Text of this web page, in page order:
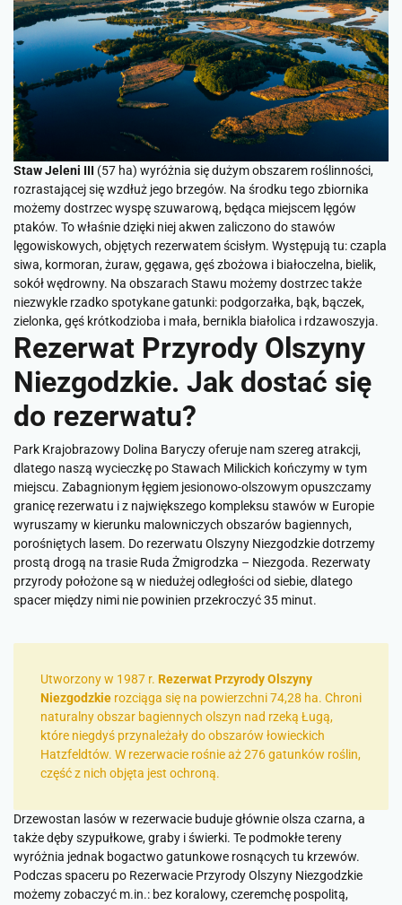
Staw Jeleni III (57 ha) wyróżnia się dużym obszarem roślinności,
rozrastającej się wzdłuż jego brzegów. Na środku tego zbiornika
możemy dostrzec wyspę szuwarową, będąca miejscem lęgów
ptaków. To właśnie dzięki niej akwen zaliczono do stawów
lęgowiskowych, objętych rezerwatem ścisłym. Występują tu: czapla
siwa, kormoran, żuraw, gęgawa, gęś zbożowa i białoczelna, bielik,
sokół wędrowny. Na obszarach Stawu możemy dostrzec także
niezwykle rzadko spotykane gatunki: podgorzałka, bąk, bączek,
zielonka, gęś krótkodzioba i mała, bernikla białolica i rdzawoszyja.
Rezerwat Przyrody Olszyny
Niezgodzkie. Jak dostać się
do rezerwatu?
Park Krajobrazowy Dolina Baryczy oferuje nam szereg atrakcji,
dlatego naszą wycieczkę po Stawach Milickich kończymy w tym
miejscu. Zabagnionym łęgiem jesionowo-olszowym opuszczamy
granicę rezerwatu i z największego kompleksu stawów w Europie
wyruszamy w kierunku malowniczych obszarów bagiennych,
porośniętych lasem. Do rezerwatu Olszyny Niezgodzkie dotrzemy
prostą drogą na trasie Ruda Żmigrodzka – Niezgoda. Rezerwaty
przyrody położone są w niedużej odległości od siebie, dlatego
spacer między nimi nie powinien przekroczyć 35 minut.
Utworzony w 1987 r. Rezerwat Przyrody Olszyny
Niezgodzkie rozciąga się na powierzchni 74,28 ha. Chroni
naturalny obszar bagiennych olszyn nad rzeką Ługą,
które niegdyś przynależały do obszarów łowieckich
Hatzfeldtów. W rezerwacie rośnie aż 276 gatunków roślin,
część z nich objęta jest ochroną.
Drzewostan lasów w rezerwacie buduje głównie olsza czarna, a
także dęby szypułkowe, graby i świerki. Te podmokłe tereny
wyróżnia jednak bogactwo gatunkowe rosnących tu krzewów.
Podczas spaceru po Rezerwacie Przyrody Olszyny Niezgodzkie
możemy zobaczyć m.in.: bez koralowy, czeremchę pospolitą,